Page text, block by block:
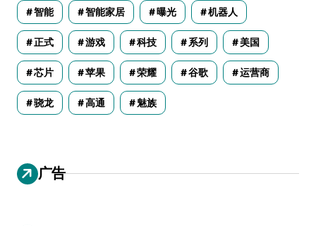
智能 智能家居 曝光 机器人
正式 游戏 科技 系列 美国
芯片 苹果 荣耀 谷歌 运营商
骁龙 高通 魅族
广告